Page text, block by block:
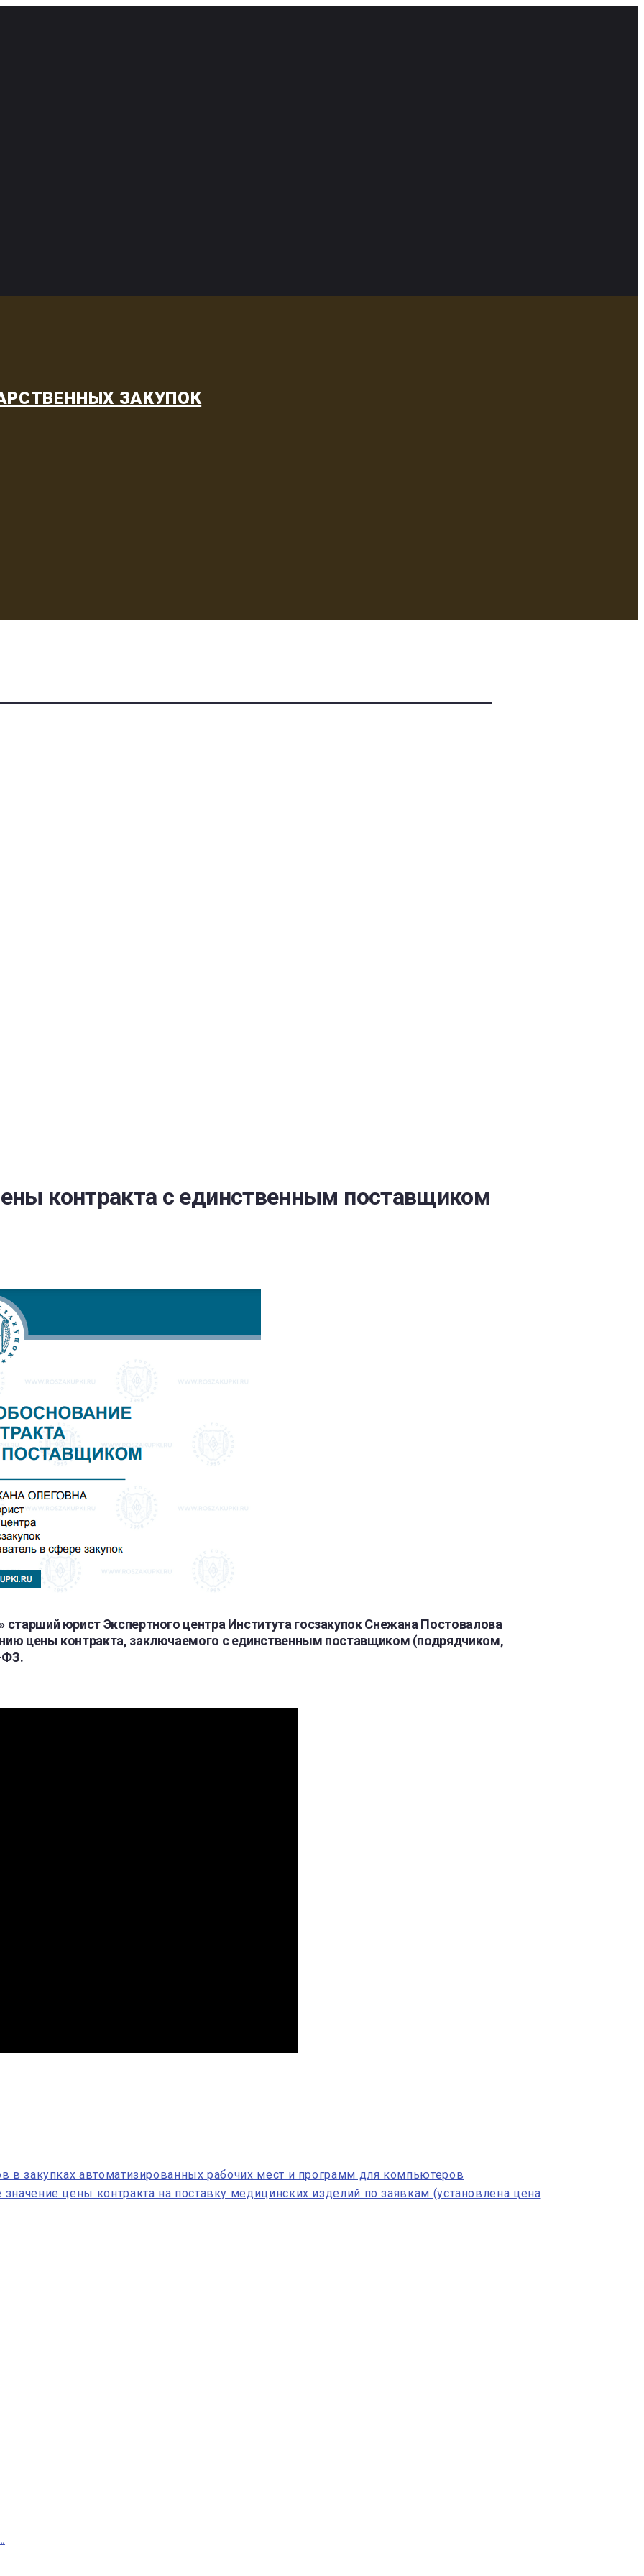
ЗАКУПОК
контракта с единственным поставщиком
юрист Экспертного центра Института госзакупок Снежана Постовалова
цены контракта, заключаемого с единственным поставщиком (подрядчиком,
ФЗ.
в закупках автоматизированных рабочих мест и программ для компьютеров
цены контракта на поставку медицинских изделий по заявкам (установлена цена